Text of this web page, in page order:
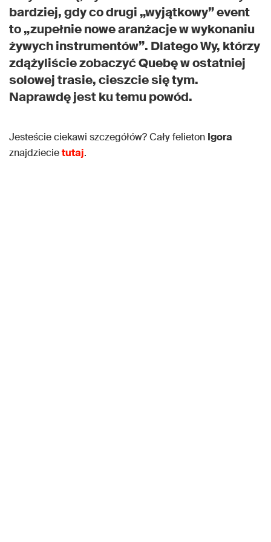
bardziej, gdy co drugi „wyjątkowy” event
to „zupełnie nowe aranżacje w wykonaniu
żywych instrumentów”. Dlatego Wy, którzy
zdążyliście zobaczyćQuebęw ostatniej
solowej trasie, cieszcie się tym.
Naprawdę jest ku temu powód.
Jesteście ciekawi szczegółów? Cały felieton Igora
znajdziecietutaj.